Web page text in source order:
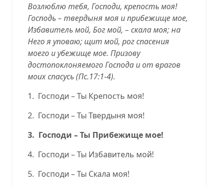
Возлюблю тебя, Господи, крепость моя!
Господь – твердыня моя и прибежище мое,
Избавитель мой, Бог мой, – скала моя; на
Него я уповаю; щит мой, рог спасения
моего и убежище мое. Призову
достопоклоняемого Господа и от врагов
моих спасусь (Пс.17:1-4).
1. Господи – Ты Крепость моя!
2. Господи – Ты Твердыня моя!
3. Господи – Ты Прибежище мое!
4. Господи – Ты Избавитель мой!
5. Господи – Ты Скала моя!